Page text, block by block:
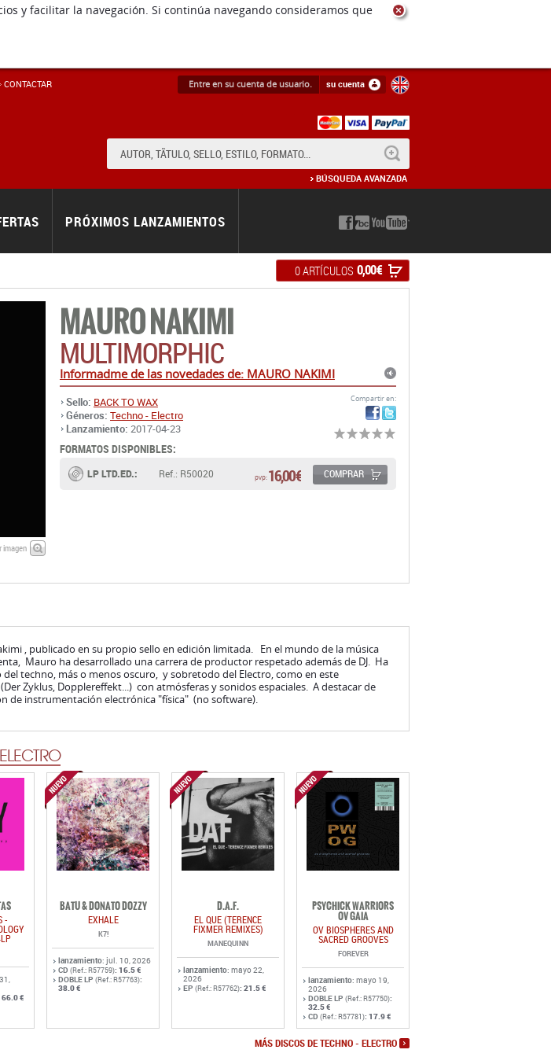
y facilitar la navegación. Si continúa navegando consideramos que
Entre en su cuenta de usuario. su cuenta
BÚSQUEDA AVANZADA
0 ARTÍCULOS 0,00 €
PRÓXIMOS LANZAMIENTOS
CONTACTAR
MAURO NAKIMI
MULTIMORPHIC
Informadme de las novedades de: MAURO NAKIMI
imagen
Sello: BACK TO WAX
Géneros: Techno - Electro
Lanzamiento: 2017-04-23
Compartir en:
FORMATOS DISPONIBLES:
LP LTD.ED.: Ref.: R50020 pvp:16,00 € COMPRAR
, publicado en su propio sello en edición limitada. En el mundo de la música
Mauro ha desarrollado una carrera de productor respetado además de DJ. Ha
techno, más o menos oscuro, y sobretodo del Electro, como en este
Zyklus, Dopplereffekt...) con atmósferas y sonidos espaciales. A destacar de
de instrumentación electrónica "física" (no software).
-
66.0 €
BATU & DONATO DOZZY
EXHALE
K7!
lanzamiento: jul. 10, 2026
CD (Ref.: R57759): 16.5 €
DOBLE LP (Ref.: R57763):
38.0 €
D.A.F.
EL QUE (TERENCE
FIXMER REMIXES)
MANEQUINN
lanzamiento: mayo 22,
2026
EP (Ref.: R57762): 21.5 €
PSYCHICK WARRIORS
OV GAIA
OV BIOSPHERES AND
SACRED GROOVES
FOREVER
lanzamiento: mayo 19,
2026
DOBLE LP (Ref.: R57750):
32.5 €
CD (Ref.: R57781): 17.9 €
MÁS DISCOS DE TECHNO - ELECTRO